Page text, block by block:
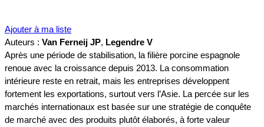
Ajouter à ma liste
Auteurs : Van Ferneij JP, Legendre V
Après une période de stabilisation, la filière porcine espagnole
renoue avec la croissance depuis 2013. La consommation
intérieure reste en retrait, mais les entreprises développent
fortement les exportations, surtout vers l’Asie. La percée sur les
marchés internationaux est basée sur une stratégie de conquête
de marché avec des produits plutôt élaborés, à forte valeur